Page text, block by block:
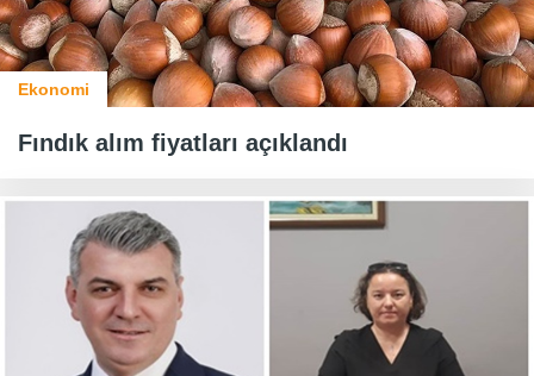
Ekonomi
Fındık alım fiyatları açıklandı